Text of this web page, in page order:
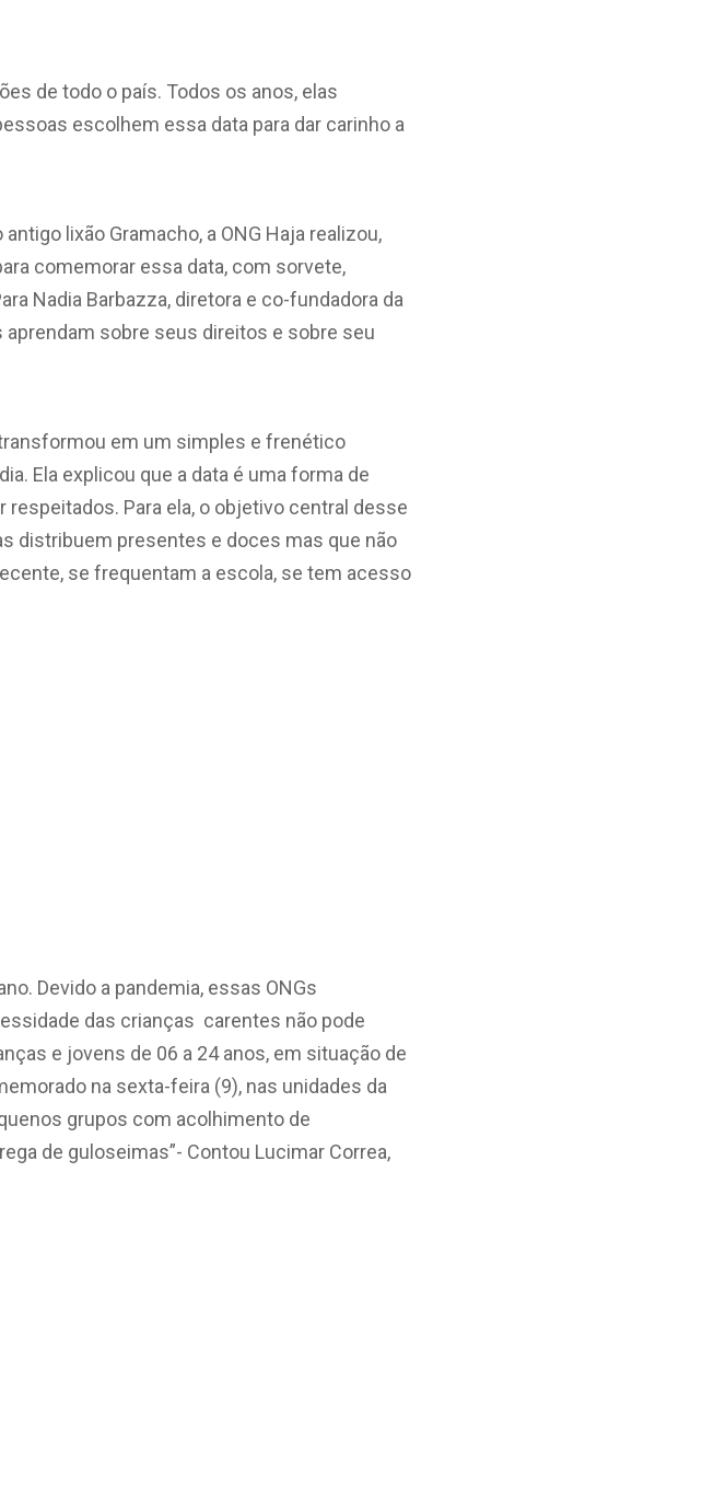
de todo o país. Todos os anos, elas
escolhem essa data para dar carinho a
lixão Gramacho, a ONG Haja realizou,
comemorar essa data, com sorvete,
Nadia Barbazza, diretora e co-fundadora da
sobre seus direitos e sobre seu
em um simples e frenético
Ela explicou que a data é uma forma de
Para ela, o objetivo central desse
distribuem presentes e doces mas que não
se frequentam a escola, se tem acesso
Devido a pandemia, essas ONGs
das crianças carentes não pode
e jovens de 06 a 24 anos, em situação de
na sexta-feira (9), nas unidades da
grupos com acolhimento de
de guloseimas”- Contou Lucimar Correa,